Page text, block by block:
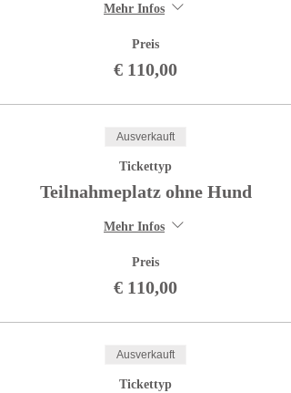
Mehr Infos
Preis
€ 110,00
Ausverkauft
Tickettyp
Teilnahmeplatz ohne Hund
Mehr Infos
Preis
€ 110,00
Ausverkauft
Tickettyp